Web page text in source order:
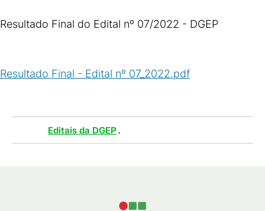
Resultado Final do Edital nº 07/2022 - DGEP
Resultado Final - Edital nº 07_2022.pdf
Editais da DGEP .